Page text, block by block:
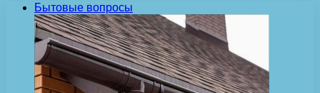
Бытовые вопросы